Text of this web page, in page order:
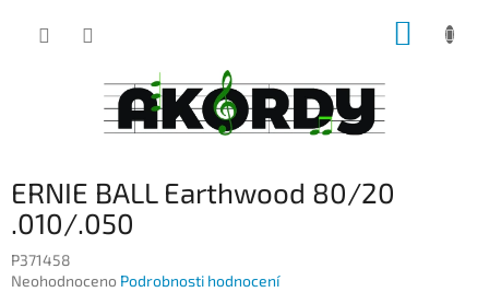
ERNIE BALL Earthwood 80/20
.010/.050
P371458
Průměrné
Neohodnoceno Podrobnosti hodnocení